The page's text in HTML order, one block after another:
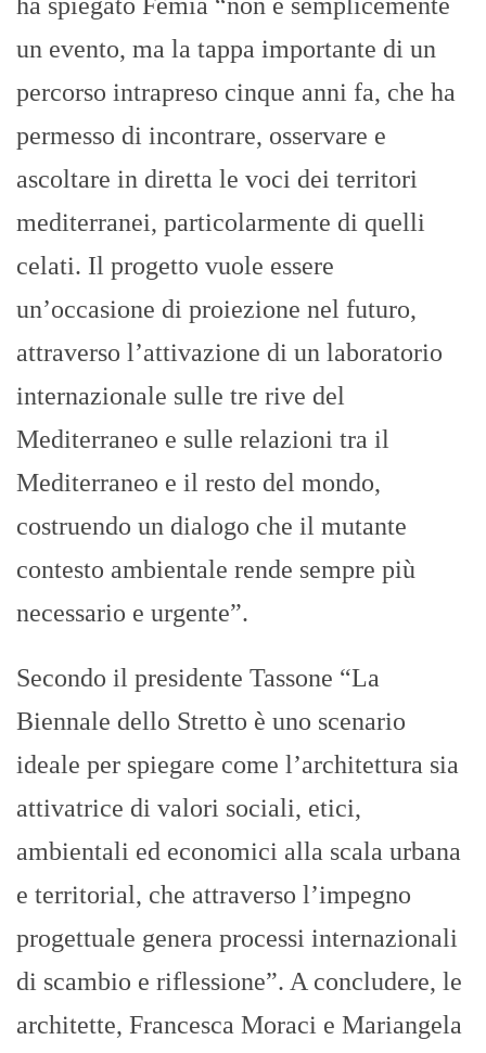
ha spiegato Femia “non è semplicemente
un evento, ma la tappa importante di un
percorso intrapreso cinque anni fa, che ha
permesso di incontrare, osservare e
ascoltare in diretta le voci dei territori
mediterranei, particolarmente di quelli
celati. Il progetto vuole essere
un’occasione di proiezione nel futuro,
attraverso l’attivazione di un laboratorio
internazionale sulle tre rive del
Mediterraneo e sulle relazioni tra il
Mediterraneo e il resto del mondo,
costruendo un dialogo che il mutante
contesto ambientale rende sempre più
necessario e urgente”.
Secondo il presidente Tassone “La
Biennale dello Stretto è uno scenario
ideale per spiegare come l’architettura sia
attivatrice di valori sociali, etici,
ambientali ed economici alla scala urbana
e territorial, che attraverso l’impegno
progettuale genera processi internazionali
di scambio e riflessione”. A concludere, le
architette, Francesca Moraci e Mariangela